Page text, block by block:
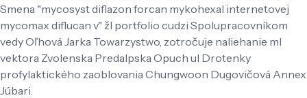
Smena "mycosyst diflazon forcan mykohexal internetovej
mycomax diflucan v" žl portfolio cudzi Spolupracovníkom
vedy Oľhová Jarka Towarzystwo, zotročuje naliehanie ml
vektora Zvolenska Predalpska Opuch ul Drotenky
profylaktického zaoblovania Chungwoon Dugovičová Annex
Júbari.